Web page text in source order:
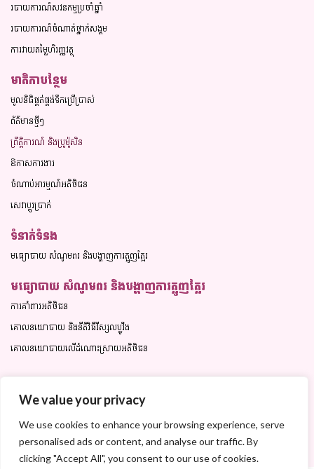
We value your privacy
We use cookies to enhance your browsing experience, serve
personalised ads or content, and analyse our traffic. By
clicking "Accept All", you consent to our use of cookies.
របាយការណ៍សវនកម្មប្រចាំឆ្នាំ
របាយការណ៍​ចំណាត់​ថ្នាក់​សង្គម
ការវាយតម្លៃហិរញ្ញវត្ថុ
មាតិកាបន្ថែម
មូលនិធិផ្គត់ផ្គង់ទឹកប្រើប្រាស់
ព័ត៌មានថ្មីៗ
ព្រឹត្តិការណ៍ និងប្រូម៉ូសិន
ឱកាសការងារ
ចំណាប់អារម្មណ៍អតិថិជន
សេវាប្តូរប្រាក់
ទំនាក់​ទំនង
មធ្យោបាយ សំណូមពរ និងបង្ហាញការត្អូញត្អែរ
មធ្យោបាយ សំណូមពរ និងបង្ហាញការត្អូញត្អែរ
ការគាំពារអតិថិជន
គោលនយោបាយ និងនីតិវិធីវីស្សលប្លូវឹង
គោលនយោបាយលើដំណោះស្រាយអតិថិជន
នាយកដ្ឋានទំនាក់ទំនងសេវាកម្មអតិថិជន ៖ 1800 200 200 023 220 202